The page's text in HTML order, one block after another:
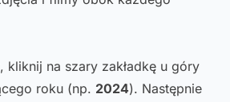
kliknij na szary zakładkę u góry
roku (np. 2024). Następnie